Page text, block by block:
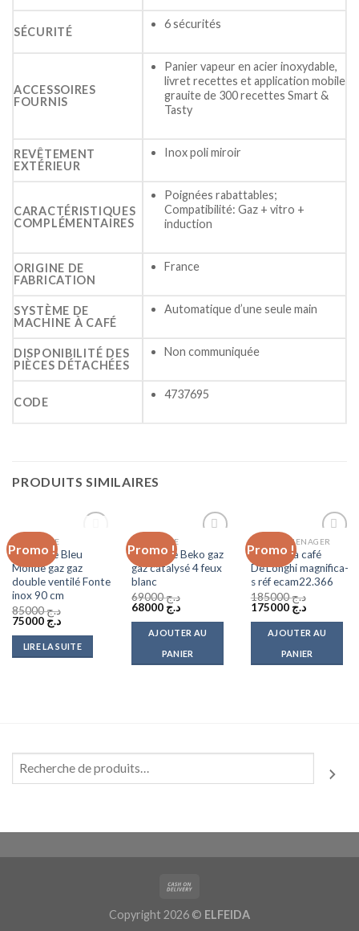
SÉCURITÉ
6 sécurités
ACCESSOIRES
FOURNIS
Panier vapeur en acier inoxydable,
livret recettes et application mobile
grauite de 300 recettes Smart &
Tasty
REVÊTEMENT
EXTÉRIEUR
Inox poli miroir
CARACTÉRISTIQUES
COMPLÉMENTAIRES
Poignées rabattables;
Compatibilité: Gaz + vitro +
induction
ORIGINE DE
FABRICATION
France
SYSTÈME DE
MACHINE À CAFÉ
Automatique d’une seule main
DISPONIBILITÉ DES
PIÈCES DÉTACHÉES
Non communiquée
CODE
4737695
PRODUITS SIMILAIRES
Promo !
wishlist
RUPTURE DE
STOCK
CUISINIÈRE
Cuisinière Bleu
Monde gaz gaz
double ventilé Fonte
inox 90 cm
د.ج85000
Le
initial
était :
د.ج 85000.
د.ج 75000
Le
actuel
est :
LIRE LA SUITE
Promo !
wishlist
CUISINIÈRE
Cuisinière Beko gaz
gaz catalysé 4 feux
blanc
د.ج69000
Le
initial
était :
د.ج 69000.
د.ج 68000
Le
actuel
est :
AJOUTER AU
PANIER
Promo !
Add to
wishlist
ELECTROMENAGER
Machine à café
De’Longhi magnifica-
s réf ecam22.366
د.ج185000
Le
initial
était :
د.ج 185000.
د.ج 175000
Le
actuel
est :
AJOUTER AU
PANIER
Copyright 2026 © ELFEIDA